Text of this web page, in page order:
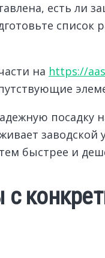
есть ли
на https://
посадку
быстрее и